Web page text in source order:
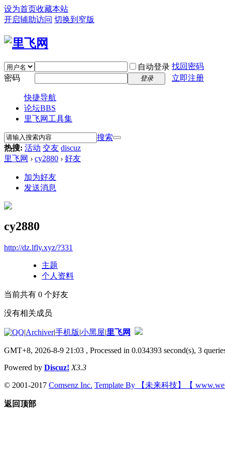
设为首页收藏本站
开启辅助访问 切换到窄版
自动登录 找回密码
密码
登录 立即注册
快捷导航
论坛BBS
里飞网工具集
搜索
热搜: 活动 交友 discuz
里飞网 › cy2880 › 好友
加为好友
发送消息
cy2880
http://dz.lfly.xyz/?331
主题
个人资料
当前共有 0 个好友
没有相关成员
|Archiver|手机版|小黑屋|里飞网
GMT+8, 2026-8-9 21:03 , Processed in 0.034393 second(s), 3
Powered by Discuz! X3.3
© 2001-2017 Comsenz Inc. Template By 【未来科技】【
返回顶部